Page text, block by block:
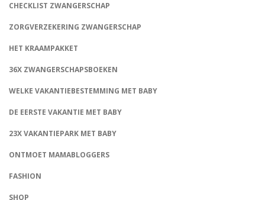
CHECKLIST ZWANGERSCHAP
ZORGVERZEKERING ZWANGERSCHAP
HET KRAAMPAKKET
36X ZWANGERSCHAPSBOEKEN
WELKE VAKANTIEBESTEMMING MET BABY
DE EERSTE VAKANTIE MET BABY
23X VAKANTIEPARK MET BABY
ONTMOET MAMABLOGGERS
FASHION
SHOP